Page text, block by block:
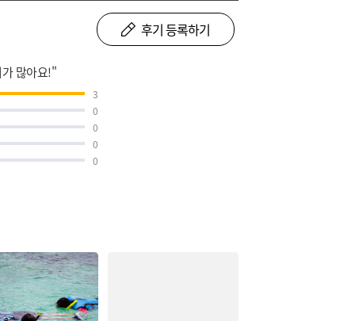
후기 등록하기
많아요!"
3
0
0
0
0